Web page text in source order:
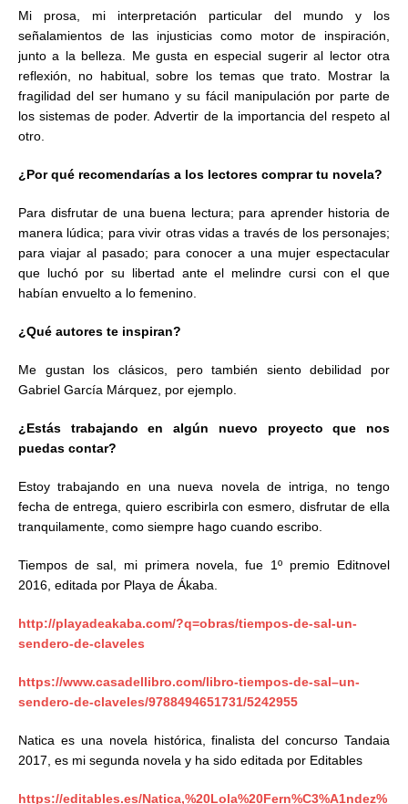
Mi prosa, mi interpretación particular del mundo y los
señalamientos de las injusticias como motor de inspiración,
junto a la belleza. Me gusta en especial sugerir al lector otra
reflexión, no habitual, sobre los temas que trato. Mostrar la
fragilidad del ser humano y su fácil manipulación por parte de
los sistemas de poder. Advertir de la importancia del respeto al
otro.
¿Por qué recomendarías a los lectores comprar tu novela?
Para disfrutar de una buena lectura; para aprender historia de
manera lúdica; para vivir otras vidas a través de los personajes;
para viajar al pasado; para conocer a una mujer espectacular
que luchó por su libertad ante el melindre cursi con el que
habían envuelto a lo femenino.
¿Qué autores te inspiran?
Me gustan los clásicos, pero también siento debilidad por
Gabriel García Márquez, por ejemplo.
¿Estás trabajando en algún nuevo proyecto que nos
puedas contar?
Estoy trabajando en una nueva novela de intriga, no tengo
fecha de entrega, quiero escribirla con esmero, disfrutar de ella
tranquilamente, como siempre hago cuando escribo.
Tiempos de sal, mi primera novela, fue 1º premio Editnovel
2016, editada por Playa de Ákaba.
http://playadeakaba.com/?q=obras/tiempos-de-sal-un-
sendero-de-claveles
https://www.casadellibro.com/libro-tiempos-de-sal–un-
sendero-de-claveles/9788494651731/5242955
Natica es una novela histórica, finalista del concurso Tandaia
2017, es mi segunda novela y ha sido editada por Editables
https://editables.es/Natica,%20Lola%20Fern%C3%A1ndez%